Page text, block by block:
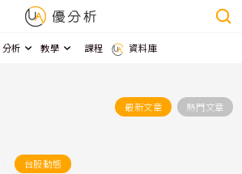
分析 教學 課程 資料庫
最新文章 熱門文章
台股動態